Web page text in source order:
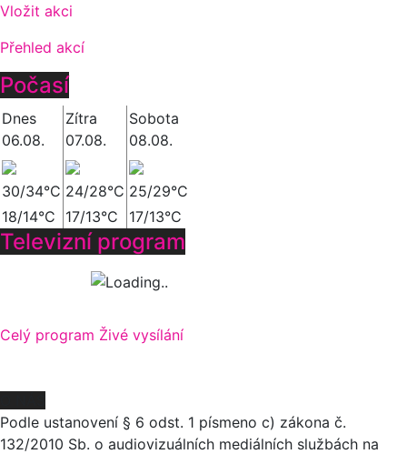
Vložit akci
Přehled akcí
Počasí
Dnes
06.08.
Zítra
07.08.
Sobota
08.08.
30/34°C 24/28°C 25/29°C
18/14°C
17/13°C 17/13°C
Televizní program
Celý program Živé vysílání
Podle ustanovení § 6 odst. 1 písmeno c) zákona č.
132/2010 Sb. o audiovizuálních mediálních službách na